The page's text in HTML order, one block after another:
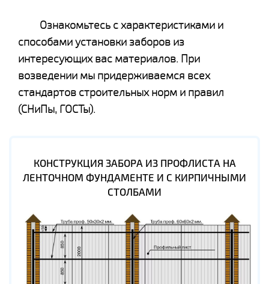
Ознакомьтесь с характеристиками и
способами установки заборов из
интересующих вас материалов. При
возведении мы придерживаемся всех
стандартов строительных норм и правил
(СНиПы, ГОСТы).
КОНСТРУКЦИЯ ЗАБОРА ИЗ ПРОФЛИСТА НА
ЛЕНТОЧНОМ ФУНДАМЕНТЕ И С КИРПИЧНЫМИ
СТОЛБАМИ